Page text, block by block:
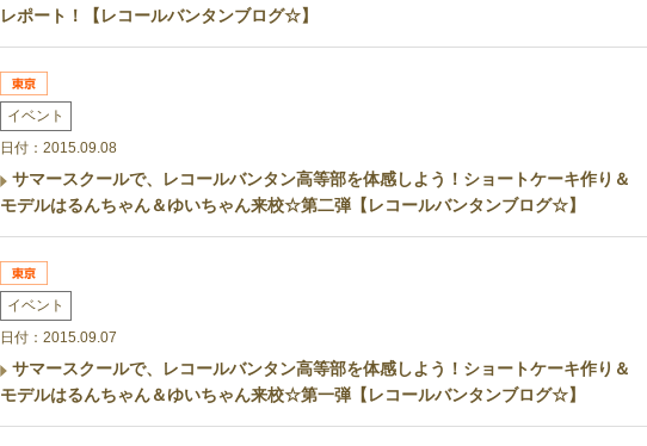
レポート！【レコールバンタンブログ☆】
イベント
日付：2015.09.08
サマースクールで、レコールバンタン高等部を体感しよう！ショートケーキ作り＆
モデルはるんちゃん＆ゆいちゃん来校☆第二弾【レコールバンタンブログ☆】
イベント
日付：2015.09.07
サマースクールで、レコールバンタン高等部を体感しよう！ショートケーキ作り＆
モデルはるんちゃん＆ゆいちゃん来校☆第一弾【レコールバンタンブログ☆】